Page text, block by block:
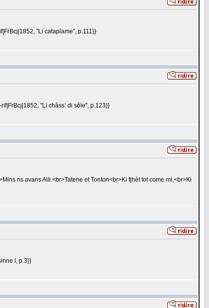
''Li cataplame'', p.111}}
''Li châss’ di sôïe'', p.123}}
ns avans Aili.<br>Tatene et Tonton<br>Ki fjhèt tot come mi,<br>Ki
I, p.3}}